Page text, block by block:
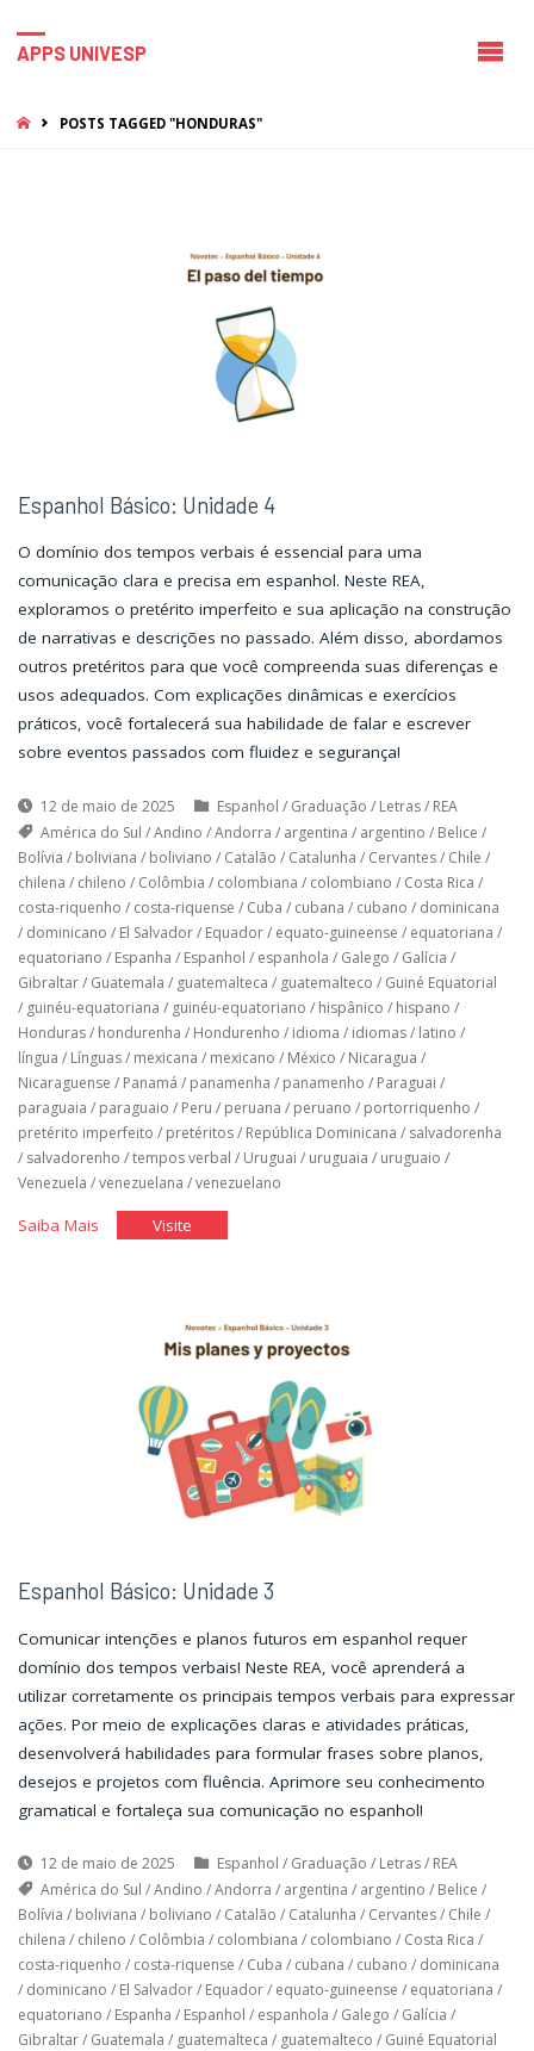
APPS UNIVESP
HOMEPOSTS TAGGED "HONDURAS"
Espanhol Básico: Unidade 4
O domínio dos tempos verbais é essencial para uma
comunicação clara e precisa em espanhol. Neste REA,
exploramos o pretérito imperfeito e sua aplicação na construção
de narrativas e descrições no passado. Além disso, abordamos
outros pretéritos para que você compreenda suas diferenças e
usos adequados. Com explicações dinâmicas e exercícios
práticos, você fortalecerá sua habilidade de falar e escrever
sobre eventos passados com fluidez e segurança!
12 de maio de 2025 Espanhol / Graduação / Letras/ REA
América do Sul /Andino /Andorra / argentina / argentino / Belice /
Bolívia / boliviana / boliviano / Catalão / Catalunha / Cervantes/ Chile /
chilena / chileno / Colômbia / colombiana / colombiano / Costa Rica /
costa-riquenho / costa-riquense / Cuba / cubana / cubano / dominicana
/ dominicano / El Salvador/ Equador/ equato-guineense / equatoriana /
equatoriano / Espanha / Espanhol / espanhola / Galego / Galícia /
Gibraltar/ Guatemala / guatemalteca / guatemalteco / Guiné Equatorial
/ guinéu-equatoriana / guinéu-equatoriano / hispânico / hispano /
Honduras/ hondurenha / Hondurenho / idioma / idiomas/ latino /
língua / Línguas/ mexicana / mexicano / México / Nicaragua /
Nicaraguense / Panamá / panamenha / panamenho / Paraguai /
paraguaia / paraguaio / Peru / peruana / peruano / portorriquenho /
pretérito imperfeito / pretéritos/ República Dominicana / salvadorenha
/ salvadorenho /tempos verbal / Uruguai / uruguaia / uruguaio /
Venezuela /venezuelana /venezuelano
Saiba Mais"EspanholVisite"Espanhol
Espanhol Básico: Unidade 3
Comunicar intenções e planos futuros em espanhol requer
domínio dos tempos verbais! Neste REA, você aprenderá a
utilizar corretamente os principais tempos verbais para expressar
ações. Por meio de explicações claras e atividades práticas,
desenvolverá habilidades para formular frases sobre planos,
desejos e projetos com fluência. Aprimore seu conhecimento
gramatical e fortaleça sua comunicação no espanhol!
12 de maio de 2025 Espanhol / Graduação / Letras/ REA
América do Sul /Andino /Andorra / argentina / argentino / Belice /
Bolívia / boliviana / boliviano / Catalão / Catalunha / Cervantes/ Chile /
chilena / chileno / Colômbia / colombiana / colombiano / Costa Rica /
costa-riquenho / costa-riquense / Cuba / cubana / cubano / dominicana
/ dominicano / El Salvador/ Equador/ equato-guineense / equatoriana /
equatoriano / Espanha / Espanhol / espanhola / Galego / Galícia /
Gibraltar/ Guatemala / guatemalteca / guatemalteco / Guiné Equatorial